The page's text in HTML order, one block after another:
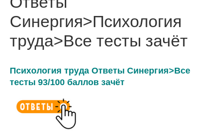
Синергия>Психология
труда>Все тесты зачёт
Психология труда Ответы Синергия>Все
тесты 93/100 баллов зачёт